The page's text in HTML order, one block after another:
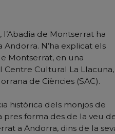
l’Abadia de Montserrat ha
N’ha explicat els
Montserrat, en una
Centre Cultural La Llacuna,
de Ciències (SAC).
històrica dels monjos de
pres forma des de la veu
a Andorra, dins de la